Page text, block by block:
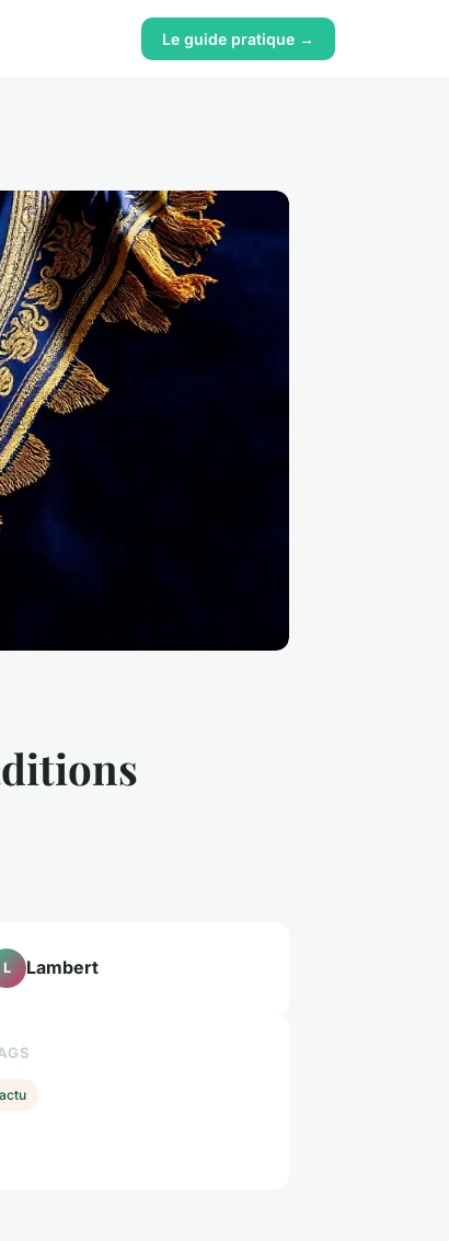
Le guide pratique →
L Lambert
actu